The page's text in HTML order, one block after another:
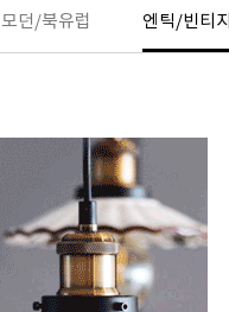
모던/북유럽 엔틱/빈티지